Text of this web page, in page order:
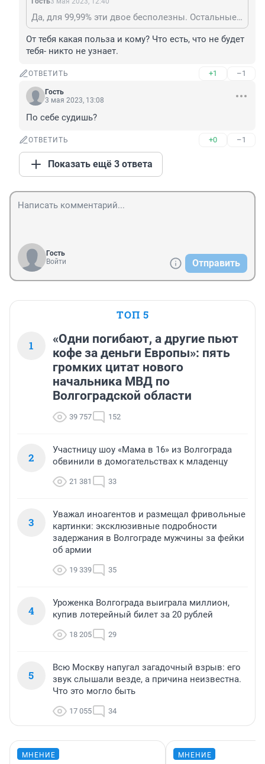
Да, для 99,99% эти двое бесполезны. Остальные не в счет.
От тебя какая польза и кому? Что есть, что не будет
тебя- никто не узнает.
ОТВЕТИТЬ +1 –1
Гость
3 мая 2023, 13:08
По себе судишь?
ОТВЕТИТЬ +0 –1
Показать ещё 3 ответа
Гость
Войти
Отправить
ТОП 5
1
«Одни погибают, а другие пьют
кофе за деньги Европы»: пять
громких цитат нового
начальника МВД по
Волгоградской области
39 757 152
2
Участницу шоу «Мама в 16» из Волгограда
обвинили в домогательствах к младенцу
21 381 33
3
Уважал иноагентов и размещал фривольные
картинки: эксклюзивные подробности
задержания в Волгограде мужчины за фейки
об армии
19 339 35
4
Уроженка Волгограда выиграла миллион,
купив лотерейный билет за 20 рублей
18 205 29
5
Всю Москву напугал загадочный взрыв: его
звук слышали везде, а причина неизвестна.
Что это могло быть
17 055 34
МНЕНИЕ МНЕНИЕ